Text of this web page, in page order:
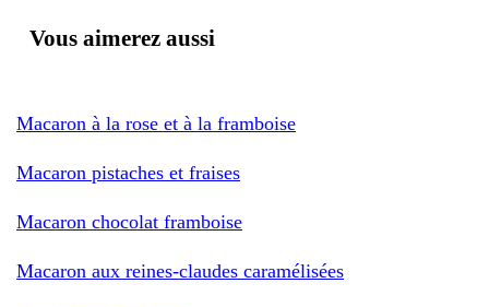
Vous aimerez aussi
Macaron à la rose et à la framboise
Macaron pistaches et fraises
Macaron chocolat framboise
Macaron aux reines-claudes caramélisées